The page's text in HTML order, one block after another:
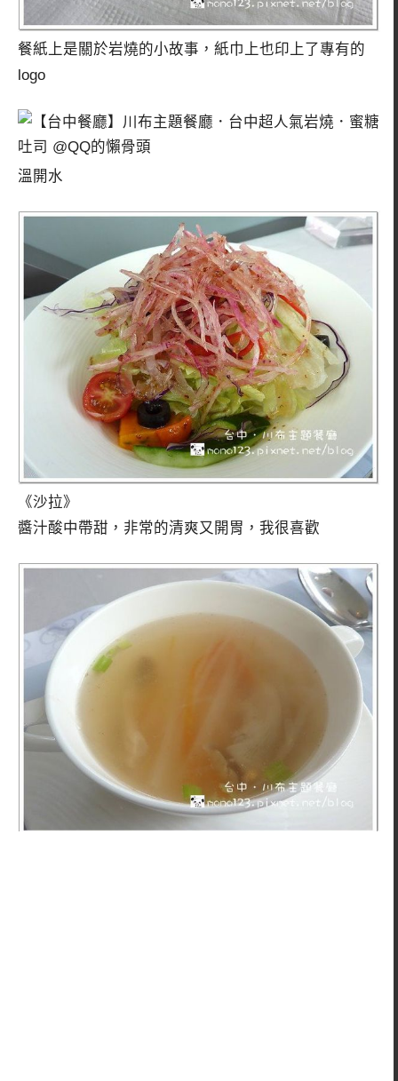
餐紙上是關於岩燒的小故事，紙巾上也印上了專有的
logo
溫開水
《沙拉》
醬汁酸中帶甜，非常的清爽又開胃，我很喜歡